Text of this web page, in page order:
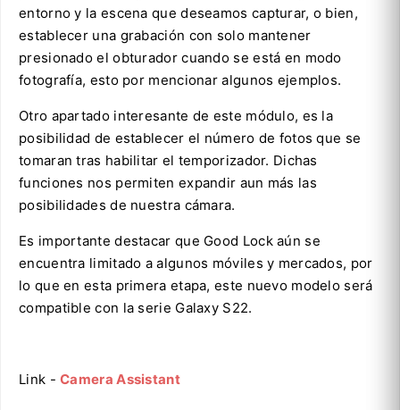
entorno y la escena que deseamos capturar, o bien,
establecer una grabación con solo mantener
presionado el obturador cuando se está en modo
fotografía, esto por mencionar algunos ejemplos.
Otro apartado interesante de este módulo, es la
posibilidad de establecer el número de fotos que se
tomaran tras habilitar el temporizador. Dichas
funciones nos permiten expandir aun más las
posibilidades de nuestra cámara.
Es importante destacar que Good Lock aún se
encuentra limitado a algunos móviles y mercados, por
lo que en esta primera etapa, este nuevo modelo será
compatible con la serie Galaxy S22.
Link -Camera Assistant